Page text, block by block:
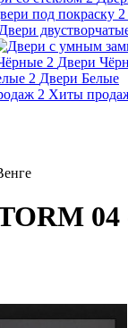
Двери
Двери Белые
Хиты
04